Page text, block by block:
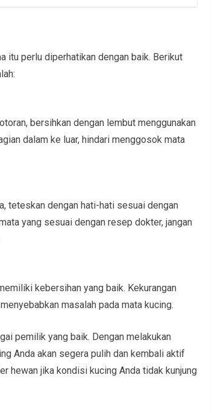
itu perlu diperhatikan dengan baik. Berikut
bersihkan dengan lembut menggunakan
dalam ke luar, hindari menggosok mata
teteskan dengan hati-hati sesuai dengan
yang sesuai dengan resep dokter, jangan
kebersihan yang baik. Kekurangan
masalah pada mata kucing.
pemilik yang baik. Dengan melakukan
Anda akan segera pulih dan kembali aktif
hewan jika kondisi kucing Anda tidak kunjung